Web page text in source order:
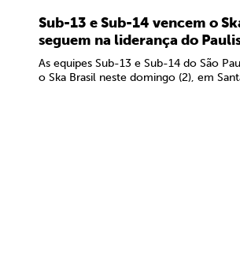
Sub-13 e Sub-14 vencem o
seguem na liderança do
As equipes Sub-13 e Sub-14 do São
o Ska Brasil neste domingo (2), em